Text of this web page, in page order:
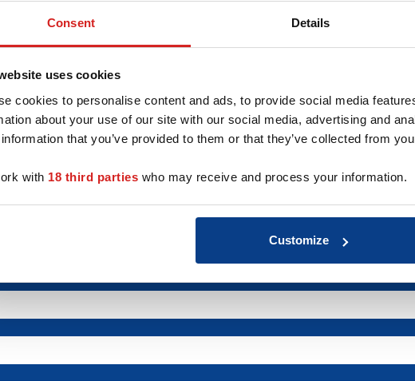
Consent Details
uses cookies
cookies to personalise content and ads, to provide social media
about your use of our site with our social media, advertising and
that you’ve provided to them or that they’ve collected from
with 18 third parties who may receive and process your information.
Customize
en kunnen je helpen of in de weg zitten. Ik laat je
ontwikkeling. Zodat je weer aan het stuur komt
zorgvuldig en vanuit wederzijds vertrouwen en respect.
situatie.
goed bereikbaar met openbaar vervoer vanaf Zwolle en
geschoold CSR burn-outcoach, Master ACT en coach in
en systemische opstellingen.
naar deze coach